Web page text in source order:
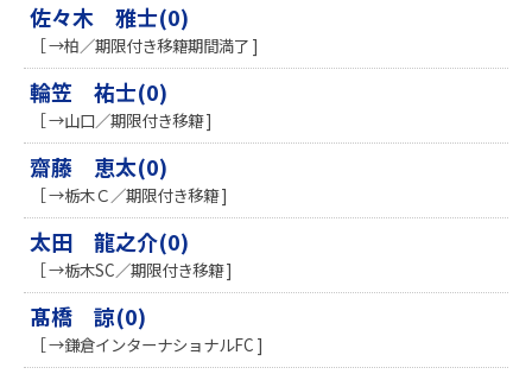
佐々木 雅士(0)
［ →柏／期限付き移籍期間満了 ]
輪笠 祐士(0)
［ →山口／期限付き移籍 ]
齋藤 恵太(0)
［ →栃木Ｃ／期限付き移籍 ]
太田 龍之介(0)
［ →栃木SC／期限付き移籍 ]
髙橋 諒(0)
［ →鎌倉インターナショナルFC ]